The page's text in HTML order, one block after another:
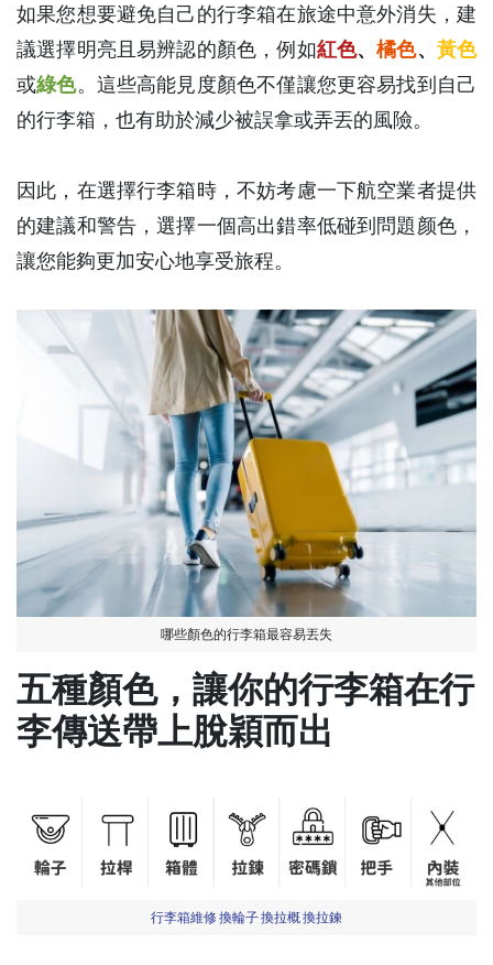
如果您想要避免自己的行李箱在旅途中意外消失，建
議選擇明亮且易辨認的顏色，例如紅色、橘色、 黃色
或綠色。這些高能見度顏色不僅讓您更容易找到自己
的行李箱，也有助於減少被誤拿或弄丟的風險。
因此，在選擇行李箱時，不妨考慮一下航空業者提供
的建議和警告，選擇一個高出錯率低碰到問題颜色，
讓您能夠更加安心地享受旅程。
哪些顏色的行李箱最容易丟失
五種顏色，讓你的行李箱在行
李傳送帶上脫穎而出
行李箱維修 換輪子 換拉概 換拉鍊